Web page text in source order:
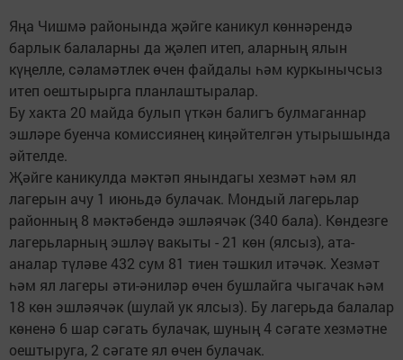
Яңа Чишмә районында җәйге каникул көннәрендә
барлык балаларны да җәлеп итеп, аларның ялын
күңелле, сәламәтлек өчен файдалы һәм куркынычсыз
итеп оештырырга планлаштыралар.
Бу хакта 20 майда булып үткән балигъ булмаганнар
эшләре буенча комиссиянең киңәйтелгән утырышында
әйтелде.
Җәйге каникулда мәктәп янындагы хезмәт һәм ял
лагерын ачу 1 июньдә булачак. Мондый лагерьлар
районның 8 мәктәбендә эшләячәк (340 бала). Көндезге
лагерьларның эшләү вакыты - 21 көн (ялсыз), ата-
аналар түләве 432 сум 81 тиен тәшкил итәчәк. Хезмәт
һәм ял лагеры әти-әниләр өчен бушлайга чыгачак һәм
18 көн эшләячәк (шулай ук ялсыз). Бу лагерьда балалар
көненә 6 шар сәгать булачак, шуның 4 сәгате хезмәтне
оештыруга, 2 сәгате ял өчен булачак.